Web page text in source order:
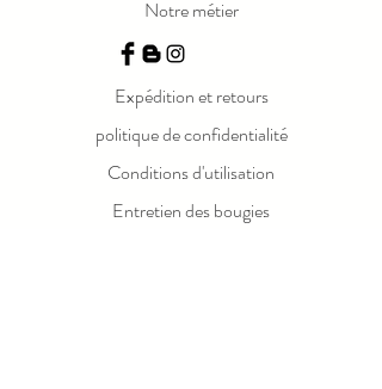
Notre métier
Expédition et retours
politique de confidentialité
Conditions d'utilisation
Entretien des bougies